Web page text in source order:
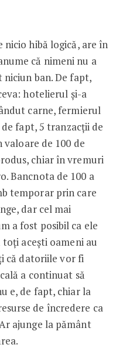
nicio hibă logică, are în
că nimeni nu a
niciun ban. De fapt,
hotelierul și-a
carne, fermierul
fapt, 5 tranzacții de
de 100 de
chiar în vremuri
Bancnota de 100 a
temporar prin care
dar cel mai
a fost posibil ca ele
toți acești oameni au
că datoriile vor fi
a continuat să
e, de fapt, chiar la
de încredere ca
ajunge la pământ